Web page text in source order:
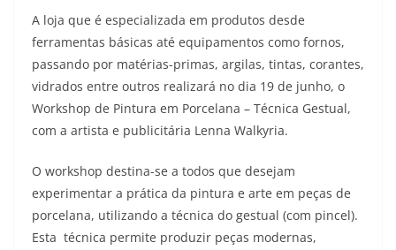
A loja que é especializada em produtos desde
ferramentas básicas até equipamentos como fornos,
passando por matérias-primas, argilas, tintas, corantes,
vidrados entre outros realizará no dia 19 de junho, o
Workshop de Pintura em Porcelana – Técnica Gestual,
com a artista e publicitária Lenna Walkyria.
O workshop destina-se a todos que desejam
experimentar a prática da pintura e arte em peças de
porcelana, utilizando a técnica do gestual (com pincel).
Esta técnica permite produzir peças modernas,